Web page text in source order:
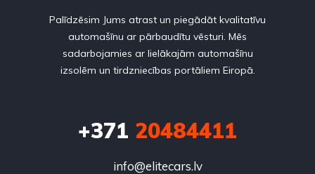
Palīdzēsim Jums atrast un piegādāt kvalitatīvu
automašīnu ar pārbaudītu vēsturi. Mēs
sadarbojamies ar lielākajām automašīnu
izsolēm un tirdzniecības portāliem Eiropā.
+371 20484411
info@elitecars.lv